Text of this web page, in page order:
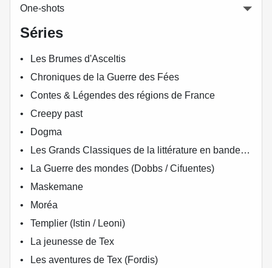
One-shots
Séries
Les Brumes d'Asceltis
Chroniques de la Guerre des Fées
Contes & Légendes des régions de France
Creepy past
Dogma
Les Grands Classiques de la littérature en bande dessinée
La Guerre des mondes (Dobbs / Cifuentes)
Maskemane
Moréa
Templier (Istin / Leoni)
La jeunesse de Tex
Les aventures de Tex (Fordis)